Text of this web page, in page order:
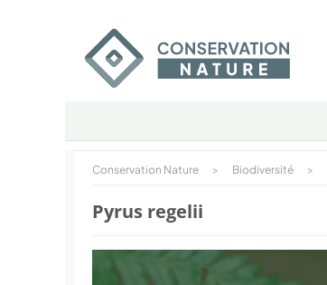
Conservation Nature > Biodiversité >
Pyrus regelii